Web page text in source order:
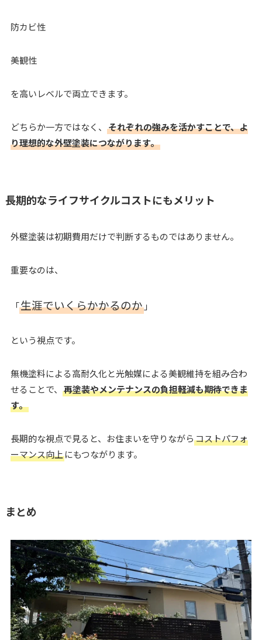
防カビ性
美観性
を高いレベルで両立できます。
どちらか一方ではなく、 それぞれの強みを活かすことで、よ
り理想的な外壁塗装につながります。
長期的なライフサイクルコストにもメリット
外壁塗装は初期費用だけで判断するものではありません。
重要なのは、
「生涯でいくらかかるのか」
という視点です。
無機塗料による高耐久化と光触媒による美観維持を組み合わ
せることで、 再塗装やメンテナンスの負担軽減も期待できま
す。
長期的な視点で見ると、お住まいを守りながらコストパフォ
ーマンス向上にもつながります。
まとめ